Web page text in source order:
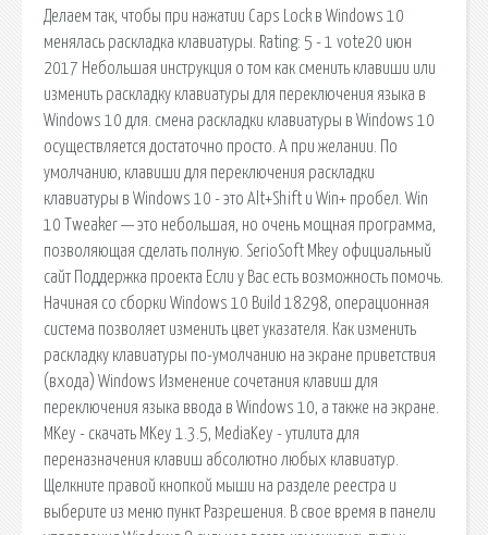
Делаем так, чтобы при нажатии Caps Lock в Windows 10
менялась раскладка клавиатуры. Rating: 5 - 1 vote20 июн
2017 Небольшая инструкция о том как сменить клавиши или
изменить раскладку клавиатуры для переключения языка в
Windows 10 для. смена раскладки клавиатуры в Windows 10
осуществляется достаточно просто. А при желании. По
умолчанию, клавиши для переключения раскладки
клавиатуры в Windows 10 - это Alt+Shift и Win+ пробел. Win
10 Tweaker — это небольшая, но очень мощная программа,
позволяющая сделать полную. SerioSoft Mkey официальный
сайт Поддержка проекта Если у Вас есть возможность помочь.
Начиная со сборки Windows 10 Build 18298, операционная
система позволяет изменить цвет указателя. Как изменить
раскладку клавиатуры по-умолчанию на экране приветствия
(входа) Windows Изменение сочетания клавиш для
переключения языка ввода в Windows 10, а также на экране.
MKey - скачать MKey 1.3.5, MediaKey - утилита для
переназначения клавиш абсолютно любых клавиатур.
Щелкните правой кнопкой мыши на разделе реестра и
выберите из меню пункт Разрешения. В свое время в панели